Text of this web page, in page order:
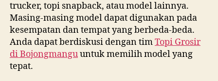
trucker, topi snapback, atau model lainnya.
Masing-masing model dapat digunakan pada
kesempatan dan tempat yang berbeda-beda.
Anda dapat berdiskusi dengan timTopi Grosir
diBojongmanguuntuk memilih model yang
tepat.